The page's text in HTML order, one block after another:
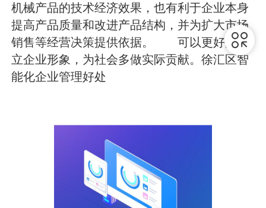
机械产品的技术经济效果，也有利于企业本身
提高产品质量和改进产品结构，并为扩大市场
销售等经营决策提供依据。 可以更好的树
立企业形象，为社会多做实际贡献。徐汇区智
能化企业管理好处